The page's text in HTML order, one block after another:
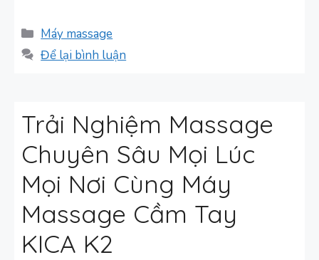
Danh
mục
Máy massage
Để lại bình luận
Trải Nghiệm Massage
Chuyên Sâu Mọi Lúc
Mọi Nơi Cùng Máy
Massage Cầm Tay
KICA K2